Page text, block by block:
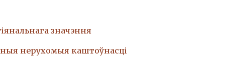
значэння
нерухомыя каштоўнасці